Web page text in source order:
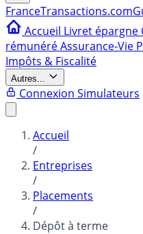
FranceTransactions.com
Accueil Livret épargne
rémunéréAssurance-Vie
Impôts & Fiscalité
Autres...
Connexion Simulateurs
Accueil
/
Entreprises
/
Placements
/
Dépôt à terme